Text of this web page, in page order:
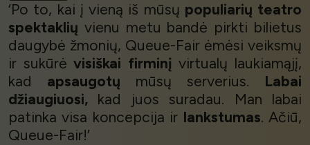
‘Po to, kai į vieną iš mūsų populiarių teatro
spektaklių vienu metu bandė pirkti bilietus
daugybė žmonių, Queue-Fair ėmėsi veiksmų
ir sukūrėvisiškai firminį virtualų laukiamąjį,
kad apsaugotų mūsų serverius. Labai
džiaugiuosi, kad juos suradau. Man labai
patinka visa koncepcija ir lankstumas. Ačiū,
Queue-Fair!’